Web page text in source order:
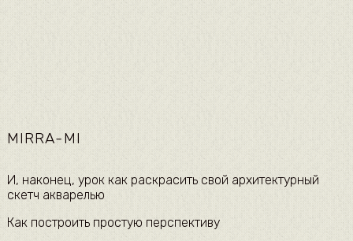
MIRRA-MI
​И, наконец, урок как раскрасить свой архитектурный
скетч акварелью​
​Как построить простую перспективу​